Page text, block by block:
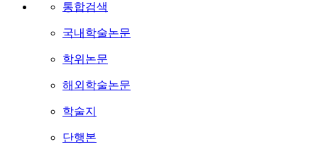
통합검색
국내학술논문
학위논문
해외학술논문
학술지
단행본